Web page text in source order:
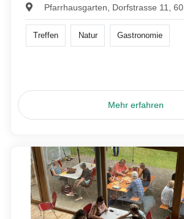
Pfarrhausgarten, Dorfstrasse 11,
Treffen Natur Gastronomie
Mehr erfahren